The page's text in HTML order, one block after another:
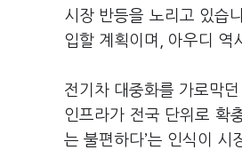
시장 반등을 노리고 있습
입할 계획이며, 아우디 역
전기차 대중화를 가로막
인프라가 전국 단위로 확
는 불편하다’는 인식이 시